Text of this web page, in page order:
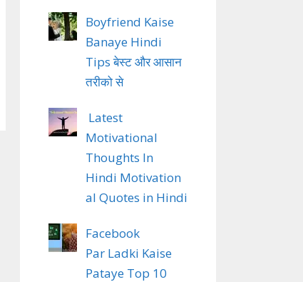
Boyfriend Kaise
Banaye Hindi
Tips बेस्ट और आसान
तरीको से
Latest
Motivational
Thoughts In
Hindi Motivation
al Quotes in Hindi
Facebook
Par Ladki Kaise
Pataye Top 10